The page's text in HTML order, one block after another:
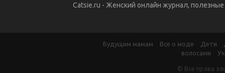
Catsie.ru - Женский онлайн журнал,
Будущим мамам Все о моде Дети
волосами
© Все права